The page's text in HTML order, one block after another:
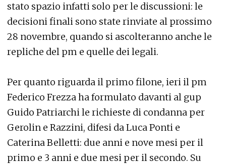
stato spazio infatti solo per le discussioni: le
decisioni finali sono state rinviate al prossimo
28 novembre, quando si ascolteranno anche le
repliche del pm e quelle dei legali.
Per quanto riguarda il primo filone, ieri il pm
Federico Frezza ha formulato davanti al gup
Guido Patriarchi le richieste di condanna per
Gerolin e Razzini, difesi da Luca Ponti e
Caterina Belletti: due anni e nove mesi per il
primo e 3 anni e due mesi per il secondo. Su